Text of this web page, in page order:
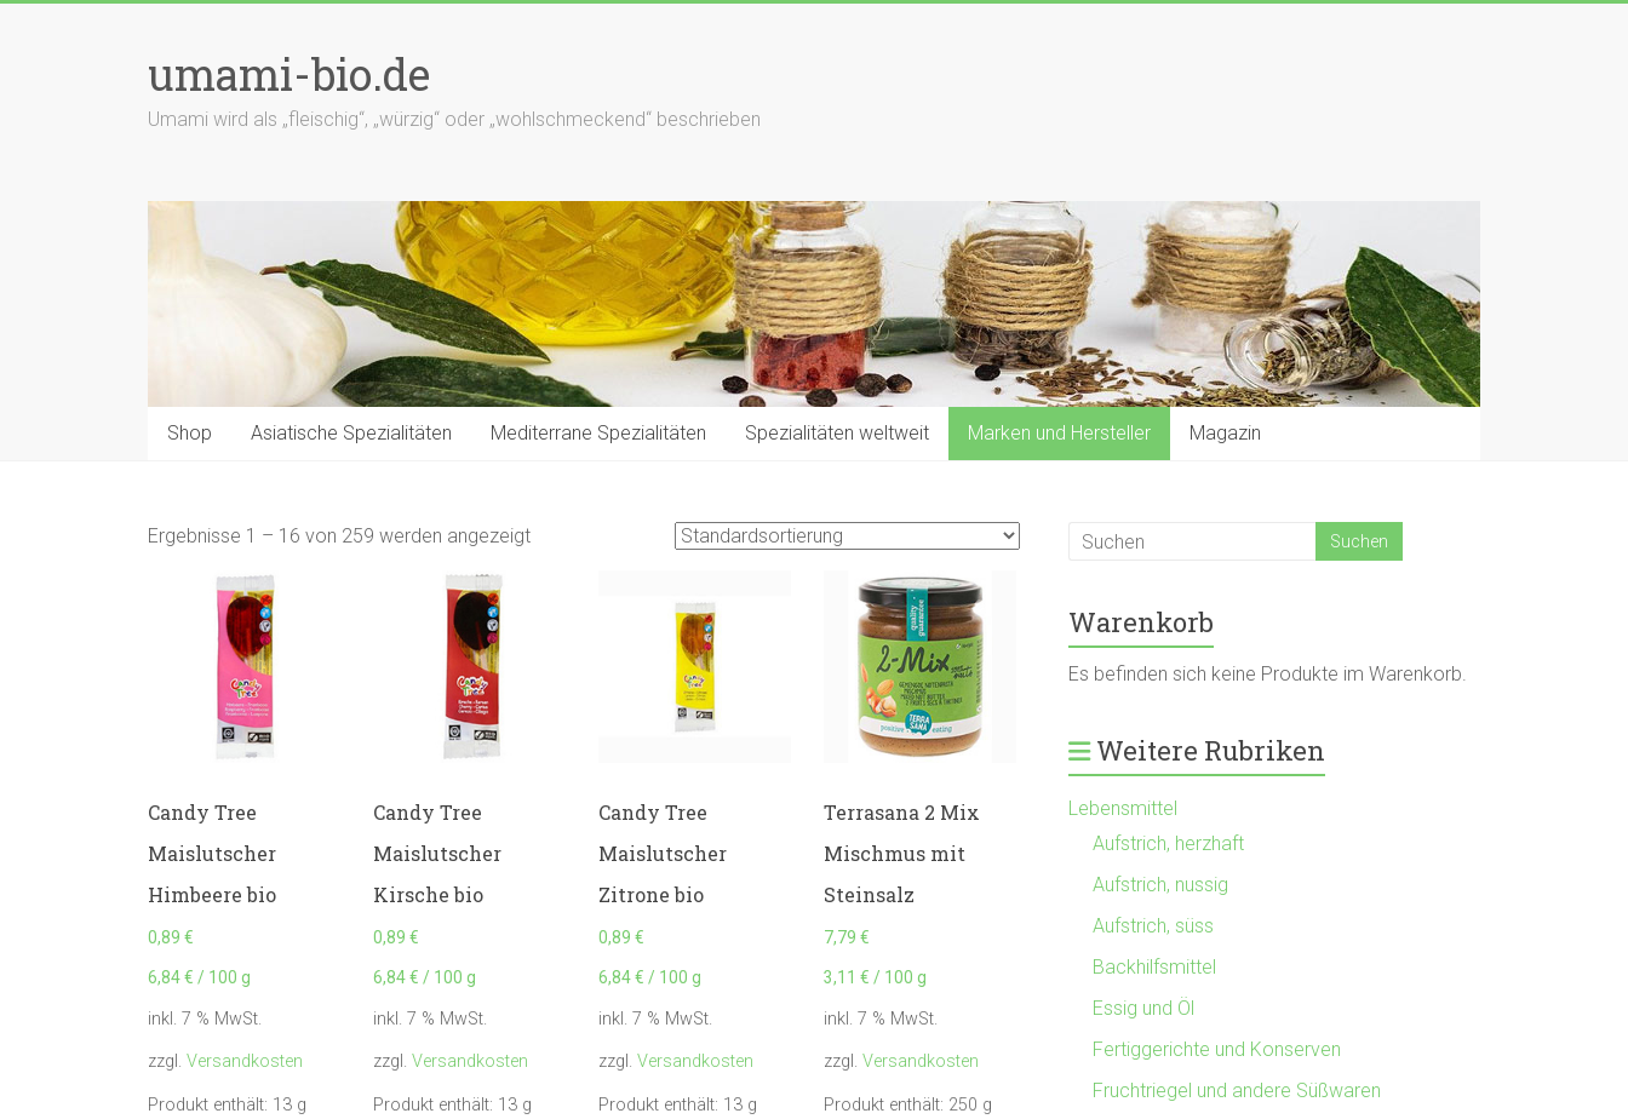
umami-bio.de
Umami wird als „fleischig“, „würzig“ oder „wohlschmeckend“ beschrieben
Shop Asiatische Spezialitäten Mediterrane Spezialitäten Spezialitäten weltweit Marken und Hersteller Magazin
Ergebnisse 1 – 16 von 259 werden angezeigt
Candy Tree
Maislutscher
Himbeere bio
0,89 €
6,84€ / 100 g
inkl. 7 % MwSt.
zzgl. Versandkosten
Produkt enthält: 13 g
Candy Tree
Maislutscher
Kirsche bio
0,89€
6,84€ / 100 g
inkl. 7 % MwSt.
zzgl.Versandkosten
Produkt enthält: 13 g
Candy Tree
Maislutscher
Zitrone bio
0,89€
6,84€ / 100 g
inkl. 7 % MwSt.
zzgl.Versandkosten
Produkt enthält: 13 g
Terrasana 2 Mix
Mischmus mit
Steinsalz
7,79€
3,11€ / 100 g
inkl. 7 % MwSt.
zzgl.Versandkosten
Produkt enthält: 250 g
Warenkorb
Es befinden sich keine Produkte im Warenkorb.
Weitere Rubriken
Lebensmittel
Aufstrich, herzhaft
Aufstrich, nussig
Aufstrich, süss
Backhilfsmittel
Essig und Öl
Fertiggerichte und Konserven
Fruchtriegel und andere Süßwaren